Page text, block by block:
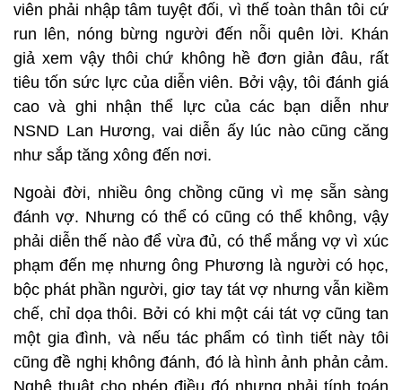
viên phải nhập tâm tuyệt đối, vì thế toàn thân tôi cứ
run lên, nóng bừng người đến nỗi quên lời. Khán
giả xem vậy thôi chứ không hề đơn giản đâu, rất
tiêu tốn sức lực của diễn viên. Bởi vậy, tôi đánh giá
cao và ghi nhận thể lực của các bạn diễn như
NSND Lan Hương, vai diễn ấy lúc nào cũng căng
như sắp tăng xông đến nơi.
Ngoài đời, nhiều ông chồng cũng vì mẹ sẵn sàng
đánh vợ. Nhưng có thể có cũng có thể không, vậy
phải diễn thế nào để vừa đủ, có thể mắng vợ vì xúc
phạm đến mẹ nhưng ông Phương là người có học,
bộc phát phần người, giơ tay tát vợ nhưng vẫn kiềm
chế, chỉ dọa thôi. Bởi có khi một cái tát vợ cũng tan
một gia đình, và nếu tác phẩm có tình tiết này tôi
cũng đề nghị không đánh, đó là hình ảnh phản cảm.
Nghệ thuật cho phép điều đó nhưng phải tính toán